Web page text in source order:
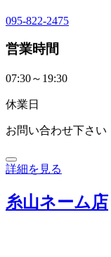
095-822-2475
営業時間
07:30～19:30
休業日
お問い合わせ下さい
詳細を見る
糸山ネーム店